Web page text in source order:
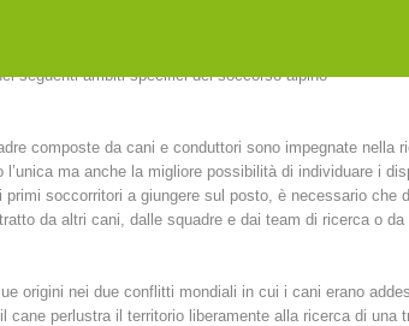
seguenti ambiti specifici del soccorso alpino
composte da cani e conduttori sono impegnate
l’unica ma anche la migliore possibilità di individuare i
primi soccorritori a giungere sul posto, è necessario
da altri cani, dalle squadre e dai team di ricerca o
origini nei due conflitti mondiali in cui i cani erano
cane perlustra il territorio liberamente alla ricerca di